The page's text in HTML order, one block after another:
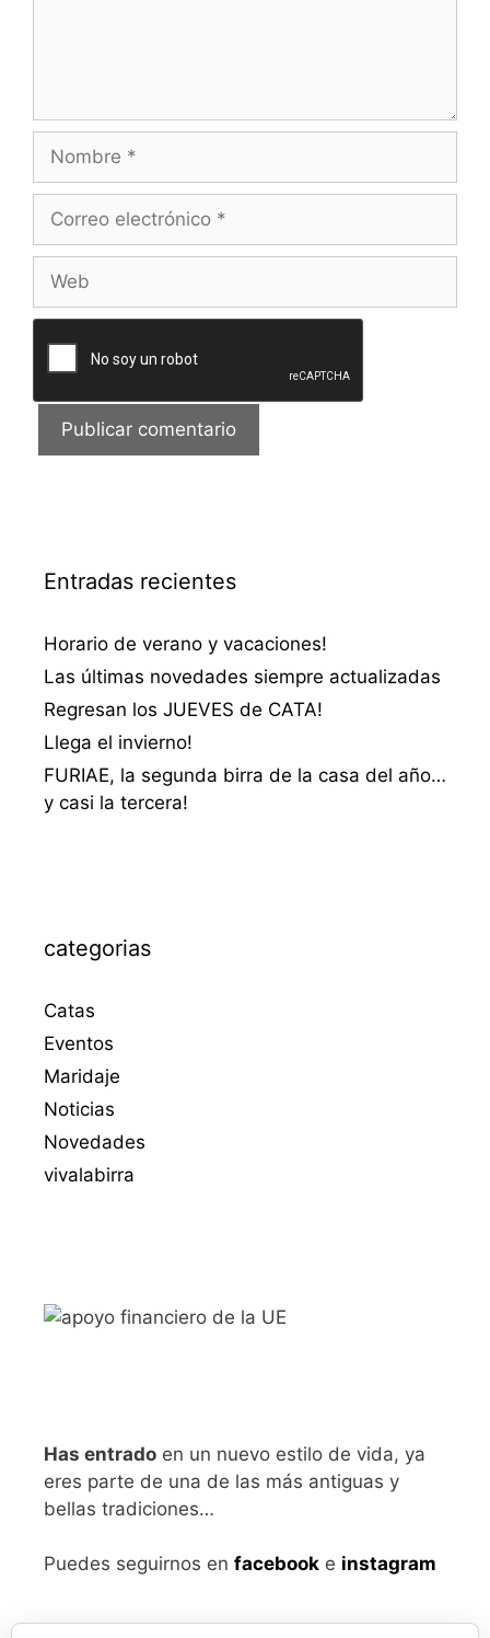
electrónico
Entradas recientes
Horario de verano y vacaciones!
Las últimas novedades siempre actualizadas
Regresan los JUEVES de CATA!
Llega el invierno!
FURIAE, la segunda birra de la casa del año…
y casi la tercera!
categorias
Catas
Eventos
Maridaje
Noticias
Novedades
vivalabirra
Has entrado en un nuevo estilo de vida, ya
eres parte de una de las más antiguas y
bellas tradiciones…
Puedes seguirnos en facebook e instagram